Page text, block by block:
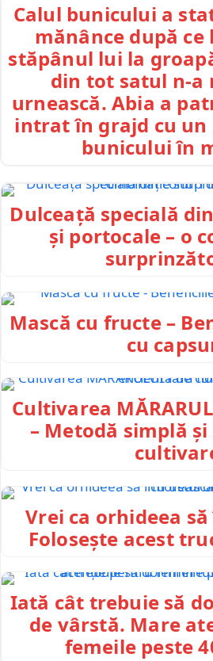
Calul bunicului a
mănânce după ce
stăpânul lui la
din tot satul n-a
urnească. Abia a
intrat în grajd cu un
bunicului în
Dulceață specială
și portocale – o
Mască cu fructe –
cu
Cultivarea
– Metodă simplă
Vrei ca orhideea
Folosește acest
Iată cât trebuie să
de vârstă. Mare
femeile peste